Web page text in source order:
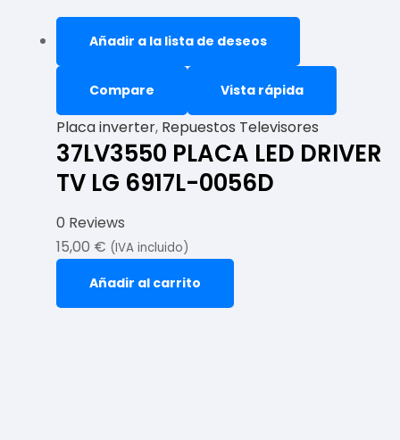
Añadir a la lista de deseos
Compare Vista rápida
Placa inverter, Repuestos Televisores
37LV3550 PLACA LED DRIVER
TV LG 6917L-0056D
0 Reviews
15,00 € (IVA incluido)
Añadir al carrito